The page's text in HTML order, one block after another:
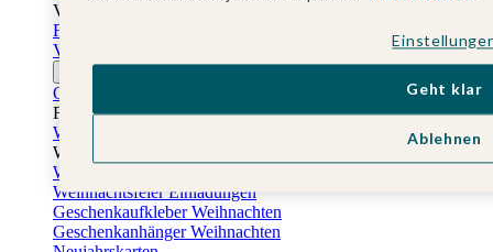
Vatertag
Fotogeschenke Vatertag
Vatertagskarten
Ostern
Osterkarten
Fotogeschenke zu Ostern
Weihnachtskarten
Weihnachtskarten selbst gestalten
Weihnachtskarten geschäftlich
Weihnachtsfeier Einladungen
Geschenkaufkleber Weihnachten
Geschenkanhänger Weihnachten
Ablehnen
Geht klar